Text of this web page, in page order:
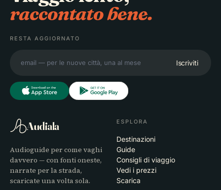
raccontato bene.
RESTA AGGIORNATO
Iscriviti
Audiala
Audioguide per come vaghi
davvero — con fonti oneste,
narrate per la strada,
scaricate una volta sola.
ESPLORA
Destinazioni
Guide
Consigli di viaggio
Vedi i prezzi
Scarica